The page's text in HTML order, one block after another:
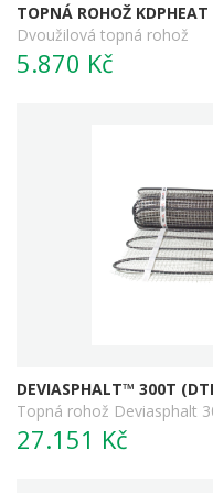
TOPNÁ ROHOŽ
Dvoužilová topná rohož
5.870 Kč
DEVIASPHALT™ 300T
Topná rohož Deviasphalt
27.151 Kč